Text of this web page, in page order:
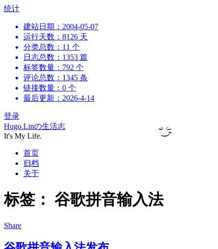
跳
统计
建站日期：2004-05-07
运行天数：8126 天
分类总数：11 个
日志总数：1353 篇
标签数量：792 个
评论总数：1345 条
链接数量：0 个
最后更新：2026-4-14
登录
Hugo.Linの生活志
It's My Life.
首页
归档
关于
标签： 谷歌拼音输入法
Share